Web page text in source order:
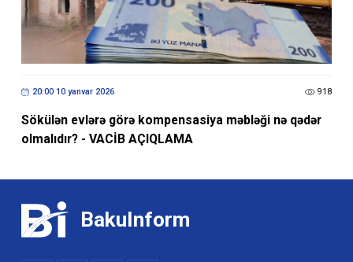
20:00 10 yanvar 2026 918
Sökülən evlərə görə kompensasiya məbləği nə qədər
olmalıdır? - VACİB AÇIQLAMA
BakuInform